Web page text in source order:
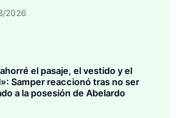
2026
el pasaje, el vestido y el
Samper reaccionó tras no ser
a la posesión de Abelardo